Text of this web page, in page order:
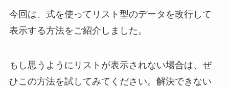
今回は、式を使ってリスト型のデータを改行して
表示する方法をご紹介しました。
もし思うようにリストが表示されない場合は、ぜ
ひこの方法を試してみてください。解決できない